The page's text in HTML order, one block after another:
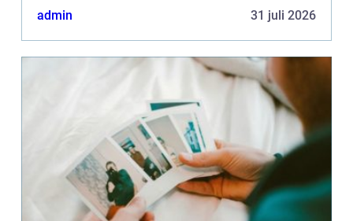
admin 31 juli 2026